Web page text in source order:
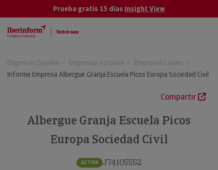
Prueba gratis 15 días Insight View
Empresas España Empresas Asturias
Empresas Llanes
Informe Empresa Albergue Granja Escuela Picos Europa Sociedad Civil
Compartir
Albergue Granja Escuela Picos
Europa Sociedad Civil
ACTIVA J74105552